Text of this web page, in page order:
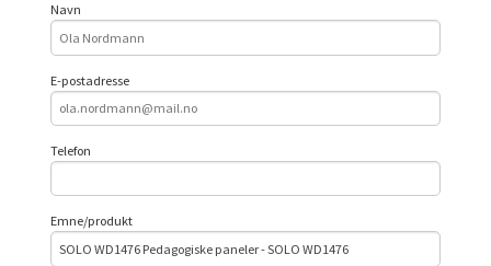
Navn
E-postadresse
Telefon
Emne/produkt